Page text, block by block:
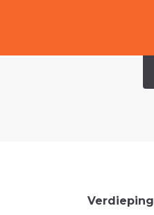
Verdieping